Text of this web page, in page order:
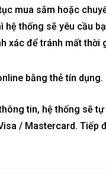
mua sắm hoặc
hệ thống sẽ yêu cầu
xác để tránh mất thời
bằng thẻ tín dụng.
tin, hệ thống sẽ
/ Mastercard. Tiếp